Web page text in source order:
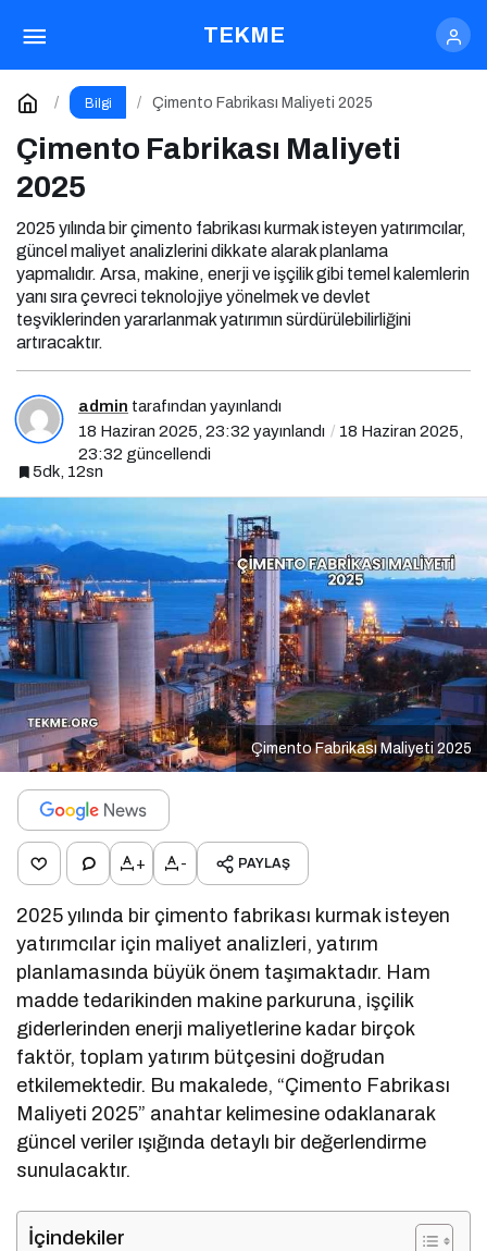
TEKME
Bilgi Çimento Fabrikası Maliyeti 2025
Çimento Fabrikası Maliyeti
2025
2025 yılında bir çimento fabrikası kurmak isteyen yatırımcılar,
güncel maliyet analizlerini dikkate alarak planlama
yapmalıdır. Arsa, makine, enerji ve işçilik gibi temel kalemlerin
yanı sıra çevreci teknolojiye yönelmek ve devlet
teşviklerinden yararlanmak yatırımın sürdürülebilirliğini
artıracaktır.
admin tarafından yayınlandı
18 Haziran 2025, 23:32 yayınlandı
18 Haziran 2025,
23:32 güncellendi
5dk, 12sn
Çimento Fabrikası Maliyeti 2025
+ - PAYLAŞ
2025 yılında bir çimento fabrikası kurmak isteyen
yatırımcılar için maliyet analizleri, yatırım
planlamasında büyük önem taşımaktadır. Ham
madde tedarikinden makine parkuruna, işçilik
giderlerinden enerji maliyetlerine kadar birçok
faktör, toplam yatırım bütçesini doğrudan
etkilemektedir. Bu makalede, “Çimento Fabrikası
Maliyeti 2025” anahtar kelimesine odaklanarak
güncel veriler ışığında detaylı bir değerlendirme
sunulacaktır.
İçindekiler
Çimento Fabrikası Maliyeti 2025
Yorum Yap